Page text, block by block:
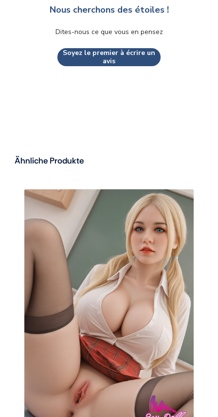
Nous cherchons des étoiles !
Dites-nous ce que vous en pensez
Soyez le premier à écrire un
avis
Ähnliche Produkte